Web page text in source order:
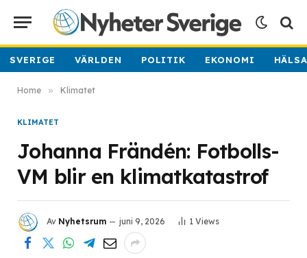
SVERIGE VÄRLDEN POLITIK EKONOMI
Home » Klimatet
KLIMATET
Johanna Frändén: Fotbolls-
VM blir en klimatkatastrof
Av Nyhetsrum juni 9, 2026 1 Views